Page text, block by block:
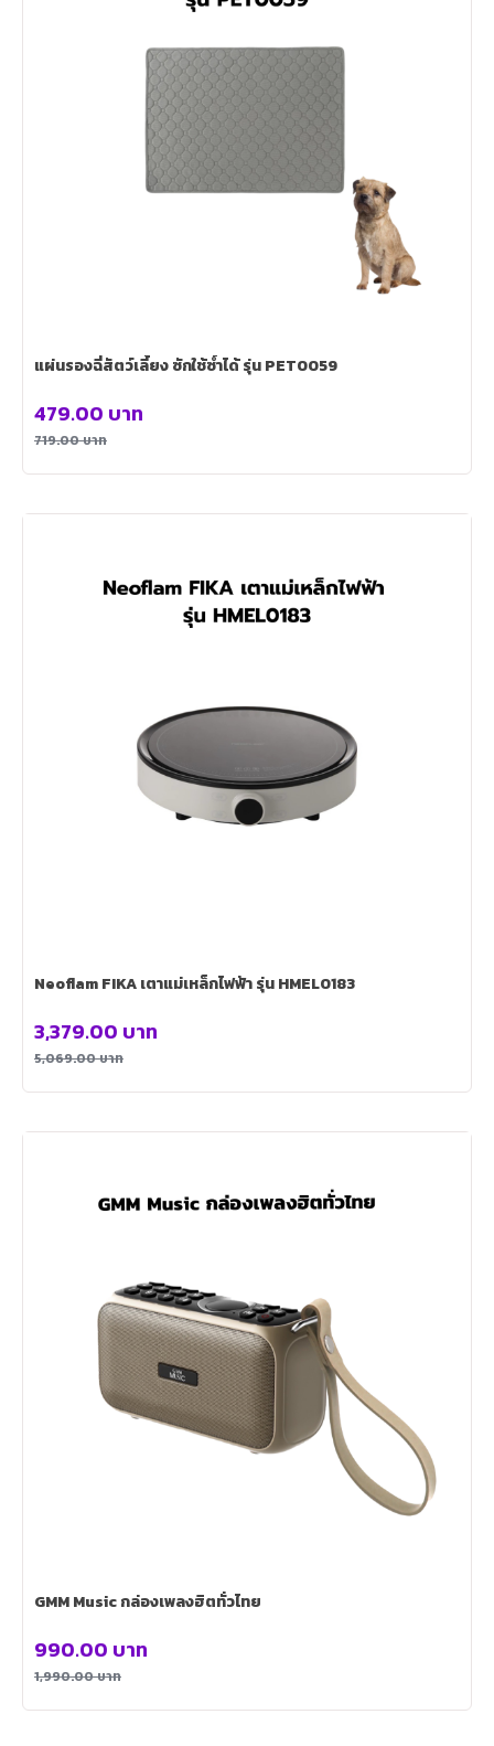
แผ่นรองฉี่สัตว์เลี้ยง ซักใช้ซ้ำได้ รุ่น PET0059
719.00บาท
479.00 บาท
Neoflam FIKA เตาแม่เหล็กไฟฟ้า รุ่น HMEL0183
5,069.00บาท
3,379.00 บาท
GMM Music กล่องเพลงฮิตทั่วไทย
1,990.00บาท
990.00 บาท